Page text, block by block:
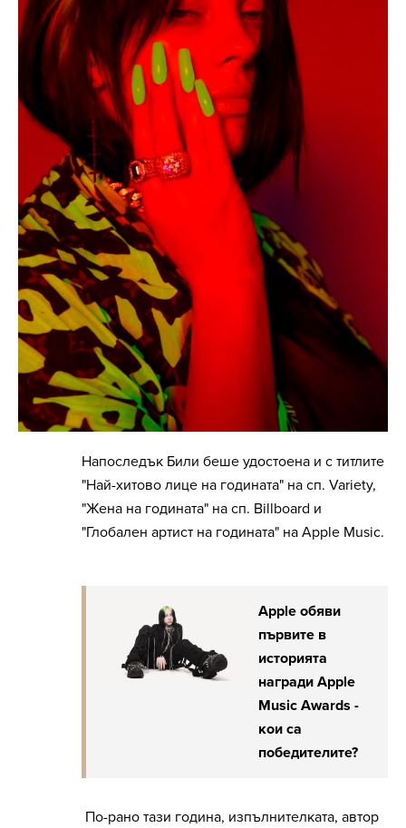
Напоследък Били беше удостоена и с титлите
"Най-хитово лице на годината" на сп. Variety,
"Жена на годината" на сп. Billboard и
"Глобален артист на годината" на Apple Music.
Apple обяви
първите в
историята
награди Apple
Music Awards -
кои са
победителите?
По-рано тази година, изпълнителката, автор